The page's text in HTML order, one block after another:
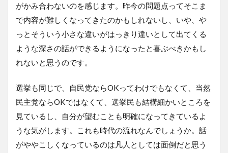
がかみ合わないのを感じます。昨今の問題点ってそこま
で内容が難しくなってきたのかもしれないし、いや、や
っとそういう小さな違いがはっきり違いとして出てくる
ような深さの話ができるようになったと喜ぶべきかもし
れないと思うのです。
選挙も同じで、自民党ならOKってわけでもなくて、当然
民主党ならOKではなくて、選挙民も結構細かいところを
見ているし、自分が望むことも明確になってきているよ
うな気がします。これも時代の流れなんでしょうか。話
がややこしくなっているのは凡人としては面倒だと思う